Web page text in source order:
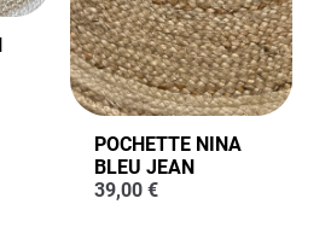
POCHETTE NINA
BLEU JEAN
39,00 €